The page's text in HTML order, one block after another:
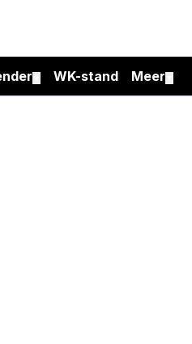
WK-stand Meer